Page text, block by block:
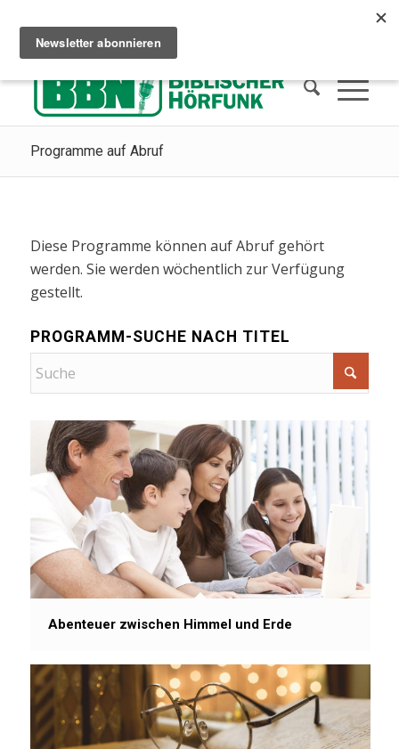
Programme auf Abruf
Diese Programme können auf Abruf gehört
werden. Sie werden wöchentlich zur Verfügung
gestellt.
PROGRAMM-SUCHE NACH TITEL
Abenteuer zwischen Himmel und Erde